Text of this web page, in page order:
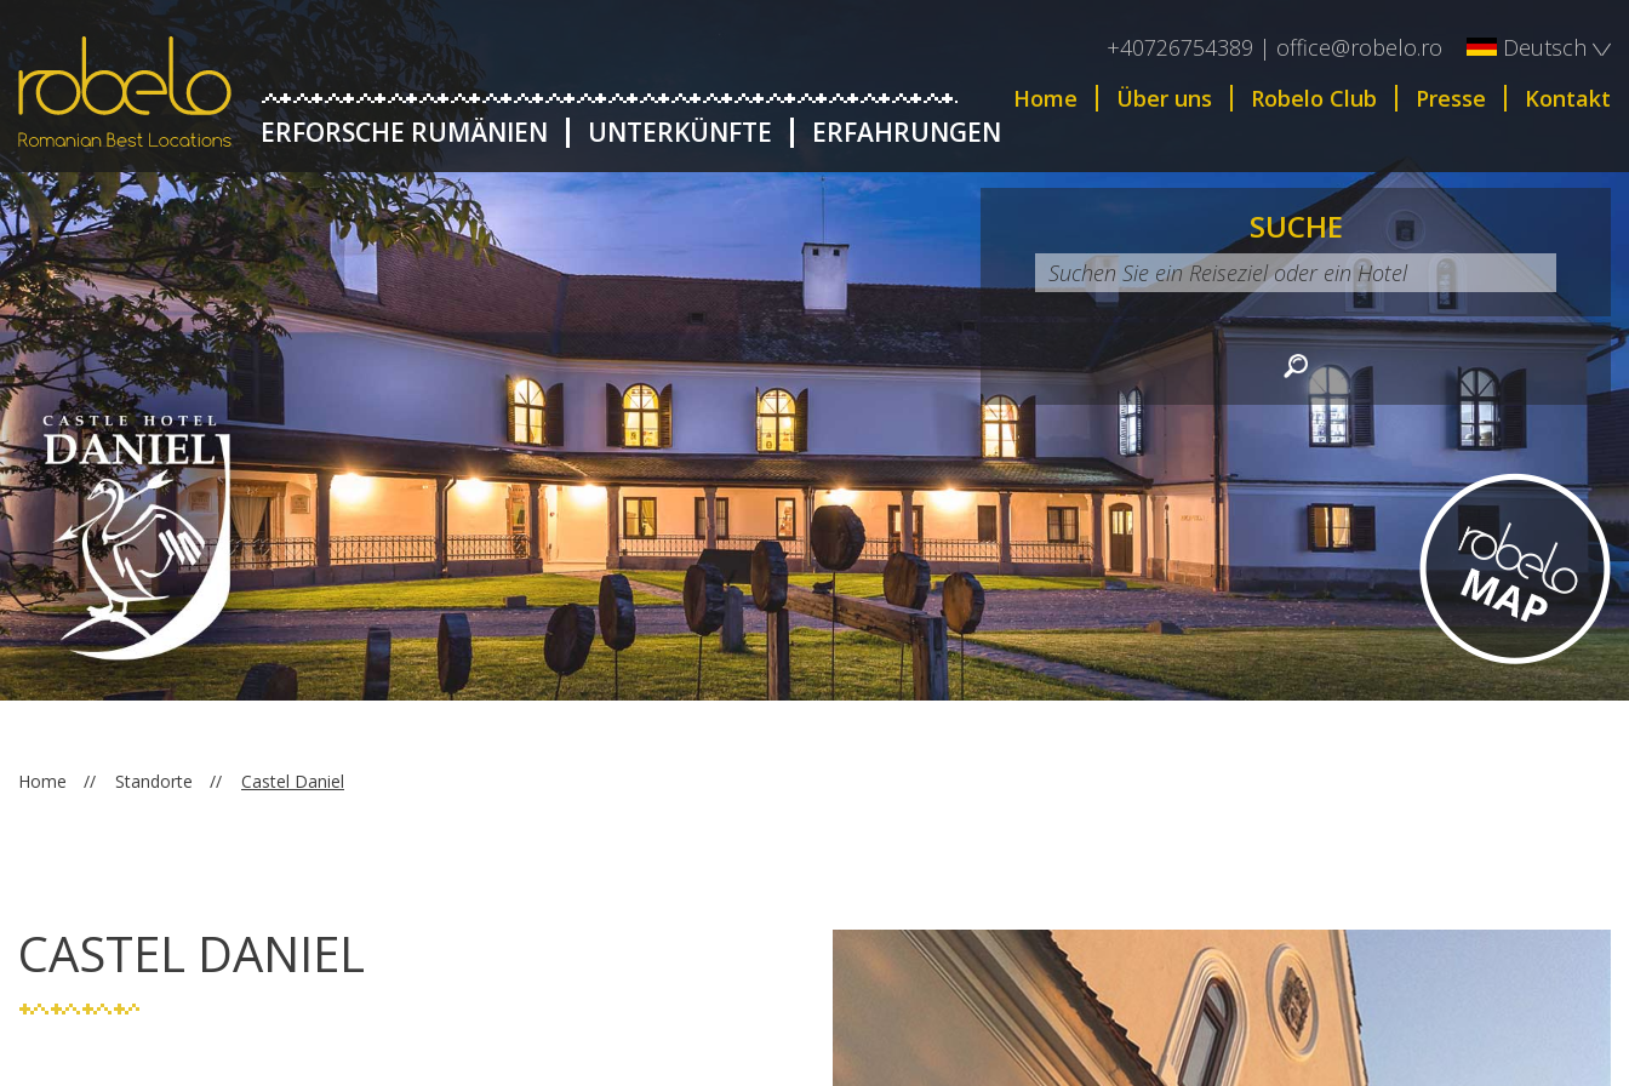
+40726754389 | office@robelo.ro Deutsch
English
Română
Home Über uns Robelo Club Presse Kontakt
ERFORSCHE RUMÄNIEN UNTERKÜNFTE ERFAHRUNGEN
SUCHE
Home Standorte Castel Daniel
CASTEL DANIEL
×